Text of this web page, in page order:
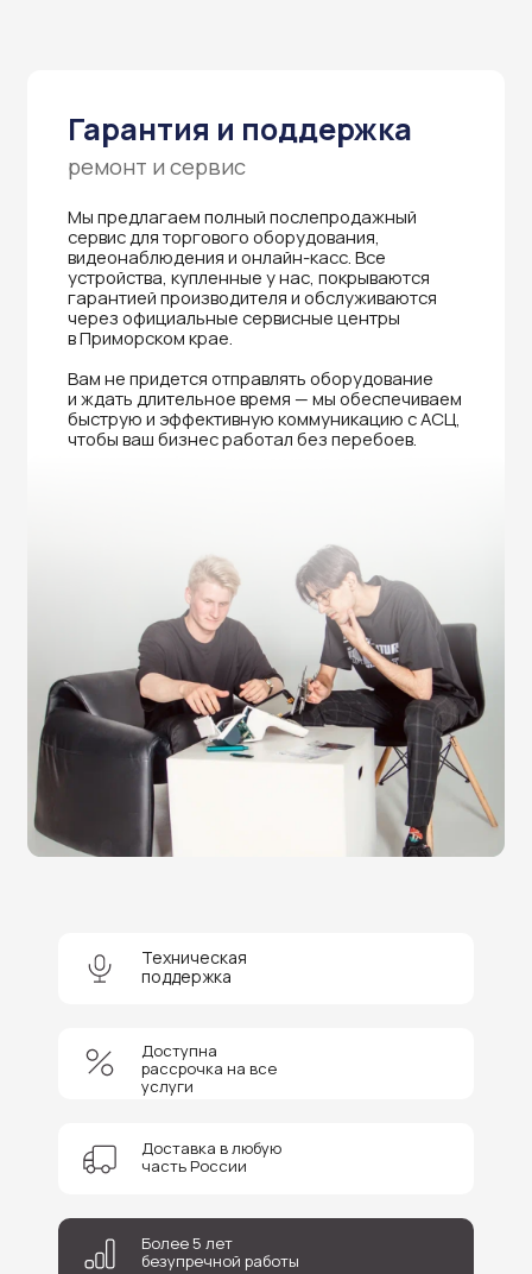
Техническая
поддержка
Доставка в любую
часть России
Доступна
рассрочка на все
услуги
Более 5 лет
безупречной работы
Нужна помощь в выборе?
на покупку оборудования или
получение услуги.
Отправить